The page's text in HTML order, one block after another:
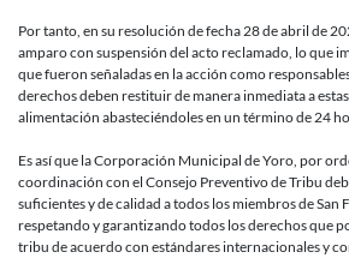
Por tanto, en su resolución de fecha 28 de abril de
amparo con suspensión del acto reclamado, lo que
que fueron señaladas en la acción como
derechos deben restituir de manera inmediata a
alimentación abasteciéndoles en un término de 24
Es así que la Corporación Municipal de Yoro, por
coordinación con el Consejo Preventivo de Tribu
suficientes y de calidad a todos los miembros de San
respetando y garantizando todos los derechos que
tribu de acuerdo con estándares internacionales y